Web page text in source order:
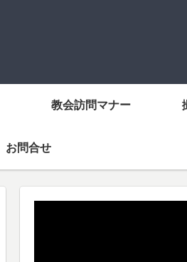
教会訪問マナー
お問合せ